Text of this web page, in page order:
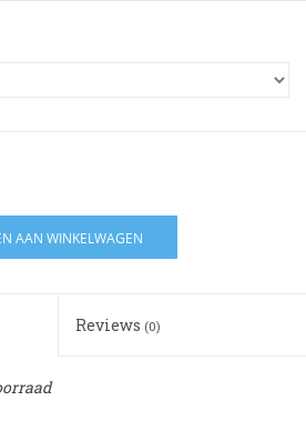
AAN WINKELWAGEN
Reviews (0)